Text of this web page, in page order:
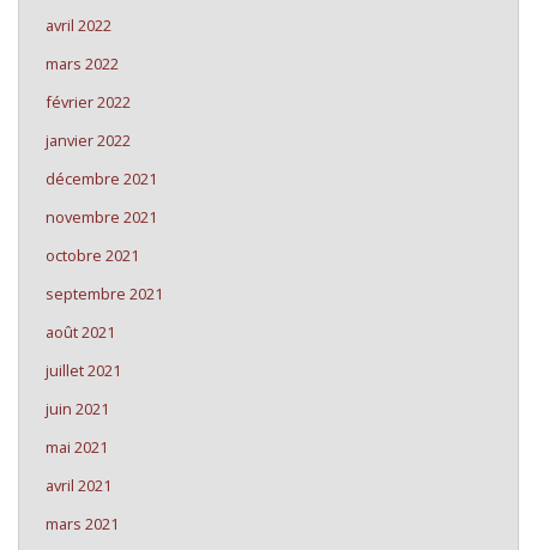
avril 2022
mars 2022
février 2022
janvier 2022
décembre 2021
novembre 2021
octobre 2021
septembre 2021
août 2021
juillet 2021
juin 2021
mai 2021
avril 2021
mars 2021